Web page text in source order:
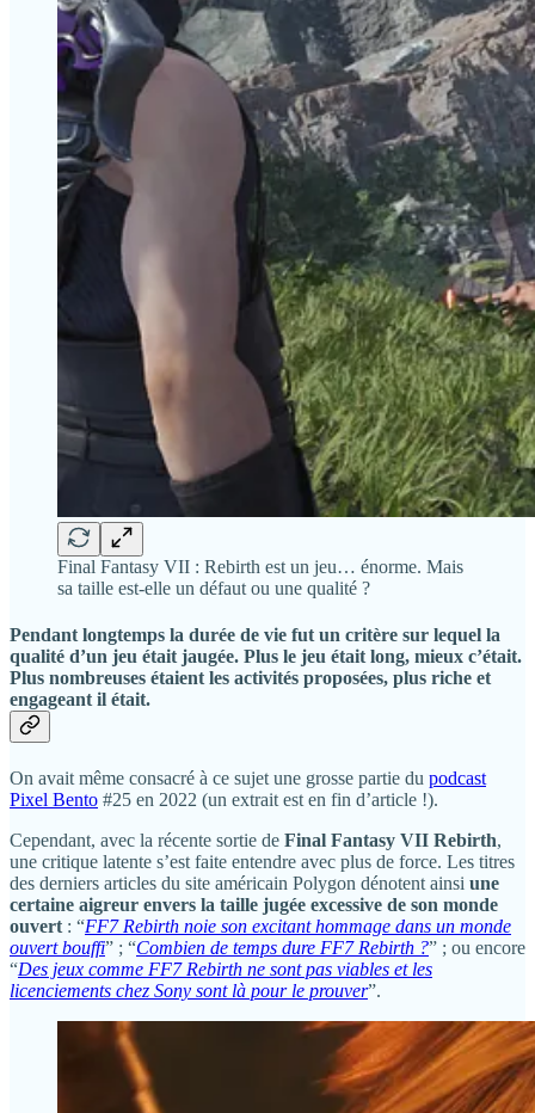
Final Fantasy VII : Rebirth est un jeu… énorme. Mais
sa taille est-elle un défaut ou une qualité ?
Pendant longtemps la durée de vie fut un critère sur lequel la
qualité d’un jeu était jaugée. Plus le jeu était long, mieux c’était.
Plus nombreuses étaient les activités proposées, plus riche et
engageant il était.
On avait même consacré à ce sujet une grosse partie du podcast
Pixel Bento #25 en 2022 (un extrait est en fin d’article !).
Cependant, avec la récente sortie de Final Fantasy VII Rebirth,
une critique latente s’est faite entendre avec plus de force. Les titres
des derniers articles du site américain Polygon dénotent ainsi une
certaine aigreur envers la taille jugée excessive de son monde
ouvert : “FF7 Rebirth noie son excitant hommage dans un monde
ouvert bouffi” ; “Combien de temps dure FF7 Rebirth ?” ; ou encore
“Des jeux comme FF7 Rebirth ne sont pas viables et les
licenciements chez Sony sont là pour le prouver”.